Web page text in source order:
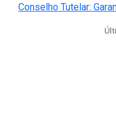
Conselho Tutelar: